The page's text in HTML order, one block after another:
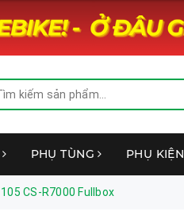
PHỤ TÙNG PHỤ KIỆN
CS-R7000 Fullbox